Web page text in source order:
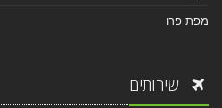
מפת פרו
שירותים